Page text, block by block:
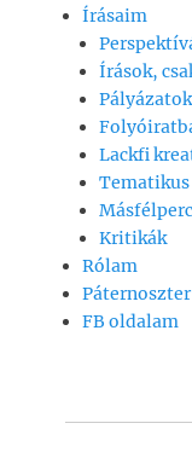
Írásaim
Írások,
Lackfi
Kritikák
Rólam
Páternoszter
FB oldalam